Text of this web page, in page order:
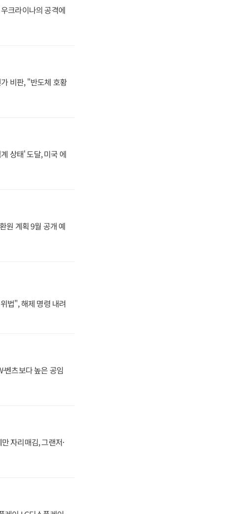
크라이나의 공격에
비판, "반도체 호황
상태' 도달, 미국 에
원 계획 9월 공개 예
법", 해제 명령 내려
벤츠보다 높은 공임
자리매김, 그랜저·